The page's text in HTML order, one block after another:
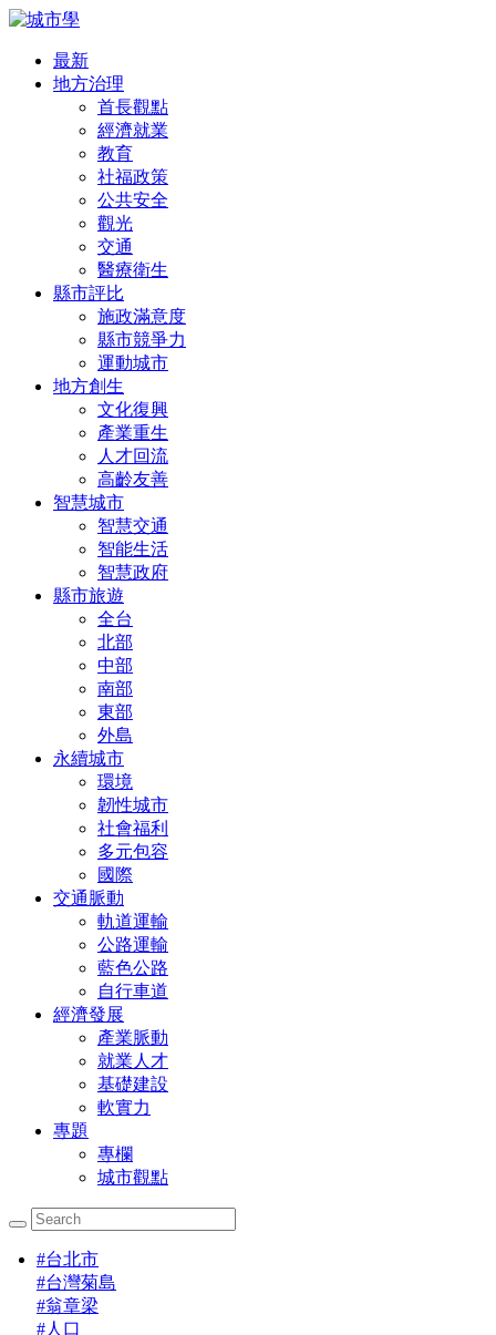
最新
地方治理
首長觀點
經濟就業
教育
社福政策
公共安全
觀光
交通
醫療衛生
縣市評比
施政滿意度
縣市競爭力
運動城市
地方創生
文化復興
產業重生
人才回流
高齡友善
智慧城市
智慧交通
智能生活
智慧政府
縣市旅遊
全台
北部
中部
南部
東部
外島
永續城市
環境
韌性城市
社會福利
多元包容
國際
交通脈動
軌道運輸
公路運輸
藍色公路
自行車道
經濟發展
產業脈動
就業人才
基礎建設
軟實力
專題
專欄
城市觀點
#台北市
#台灣菊島
#翁章梁
#人口